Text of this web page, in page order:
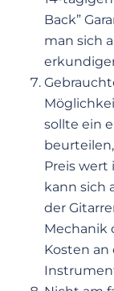
Back”
man sich
sollte ein
Preis wert
kann sich
der
Mechanik
Kosten an